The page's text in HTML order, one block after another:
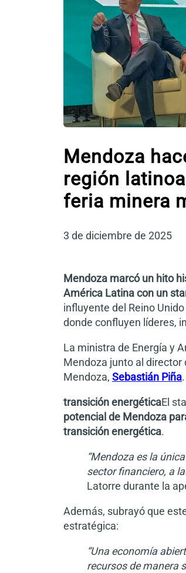
Mendoza
región
feria minera
3 de diciembre de 2025
Mendoza marcó un hito
América Latina con un
influyente del Reino
donde confluyen líderes,
La ministra de Energía y
Mendoza junto al director
Mendoza, Sebastián Piña.
transición energéticaEl
potencial de Mendoza
transición energética.
“Mendoza es la
sector financiero, a
Latorre durante la
Además, subrayó que
estratégica:
“Una economía
recursos de manera